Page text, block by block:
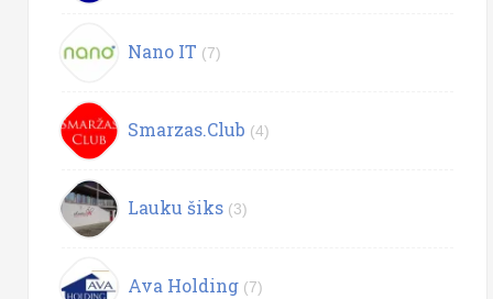
Nano IT (7)
Smarzas.Club (4)
Lauku šiks (3)
Ava Holding (7)